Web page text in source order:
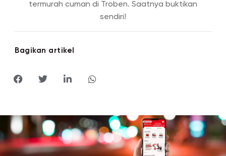
termurah cuman di Troben. Saatnya buktikan
sendiri!
Bagikan artikel